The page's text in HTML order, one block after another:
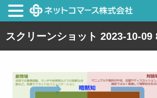
スクリーンショット 2023-10-09